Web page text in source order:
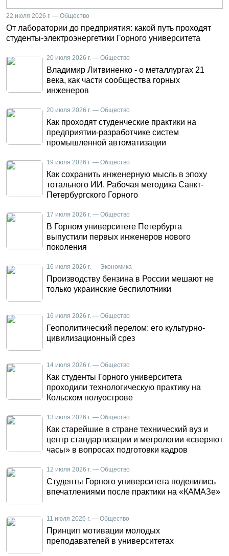
22 июля 2026 г. — Общество
От лаборатории до предприятия: какой путь проходят
студенты-электроэнергетики Горного университета
20 июля 2026 г. — Общество
Владимир Литвиненко - о металлургах 21
века, как части сообщества горных
инженеров
20 июля 2026 г. — Общество
Как проходят студенческие практики на
предприятии-разработчике систем
промышленной автоматизации
19 июля 2026 г. — Общество
Как сохранить инженерную мысль в эпоху
тотального ИИ. Рабочая методика Санкт-
Петербургского Горного
17 июля 2026 г. — Общество
В Горном университете Петербурга
выпустили первых инженеров нового
поколения
16 июля 2026 г. — Экономика
Производству бензина в России мешают не
только украинские беспилотники
16 июля 2026 г. — Общество
Геополитический перелом: его культурно-
цивилизационный срез
14 июля 2026 г. — Общество
Как студенты Горного университета
проходили технологическую практику на
Кольском полуострове
13 июля 2026 г. — Общество
Как старейшие в стране технический вуз и
центр стандартизации и метрологии «сверяют
часы» в вопросах подготовки кадров
12 июля 2026 г. — Общество
Студенты Горного университета поделились
впечатлениями после практики на «КАМАЗе»
11 июля 2026 г. — Общество
Принцип мотивации молодых
преподавателей в университетах